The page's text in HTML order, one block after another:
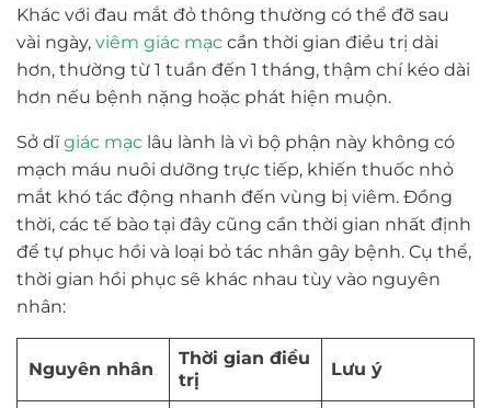
Khác với đau mắt đỏ thông thường có thể đỡ sau
vài ngày, viêm giác mạc cần thời gian điều trị dài
hơn, thường từ 1 tuần đến 1 tháng, thậm chí kéo dài
hơn nếu bệnh nặng hoặc phát hiện muộn.
Sở dĩgiác mạc lâu lành là vì bộ phận này không có
mạch máu nuôi dưỡng trực tiếp, khiến thuốc nhỏ
mắt khó tác động nhanh đến vùng bị viêm. Đồng
thời, các tế bào tại đây cũng cần thời gian nhất định
để tự phục hồi và loại bỏ tác nhân gây bệnh. Cụ thể,
thời gian hồi phục sẽ khác nhau tùy vào nguyên
nhân:
Nguyên nhân
Thời gian điều
trị
Lưu ý